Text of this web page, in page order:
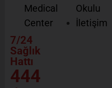
Medical
Center
7/24
Sağlık
Hattı
444
Okulu
İletişim